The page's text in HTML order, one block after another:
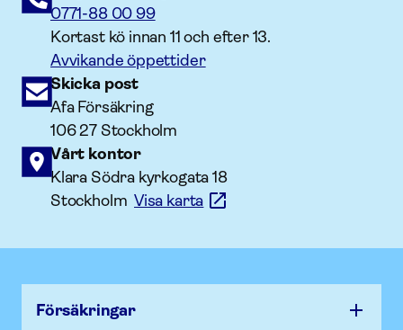
0771-88 00 99
Kortast kö innan 11 och efter 13.
Avvikande öppettider
Skicka post
Afa Försäkring
106 27 Stockholm
Vårt kontor
Klara Södra kyrkogata 18
StockholmVisa karta
Försäk­ringar